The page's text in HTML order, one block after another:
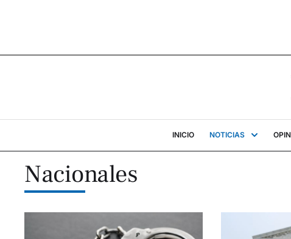
INICIO NOTICIAS
Nacionales